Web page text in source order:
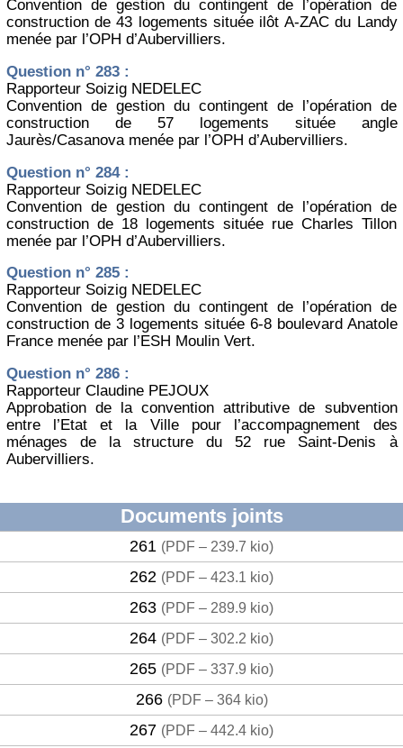
Convention de gestion du contingent de l’opération de
construction de 43 logements située ilôt A-ZAC du Landy
menée par l’OPH d’Aubervilliers.
Question n° 283 :
Rapporteur Soizig NEDELEC
Convention de gestion du contingent de l’opération de
construction de 57 logements située angle
Jaurès/Casanova menée par l’OPH d’Aubervilliers.
Question n° 284 :
Rapporteur Soizig NEDELEC
Convention de gestion du contingent de l’opération de
construction de 18 logements située rue Charles Tillon
menée par l’OPH d’Aubervilliers.
Question n° 285 :
Rapporteur Soizig NEDELEC
Convention de gestion du contingent de l’opération de
construction de 3 logements située 6-8 boulevard Anatole
France menée par l’ESH Moulin Vert.
Question n° 286 :
Rapporteur Claudine PEJOUX
Approbation de la convention attributive de subvention
entre l’Etat et la Ville pour l’accompagnement des
ménages de la structure du 52 rue Saint-Denis à
Aubervilliers.
Documents joints
261 (PDF – 239.7 kio)
262 (PDF – 423.1 kio)
263 (PDF – 289.9 kio)
264 (PDF – 302.2 kio)
265 (PDF – 337.9 kio)
266 (PDF – 364 kio)
267 (PDF – 442.4 kio)